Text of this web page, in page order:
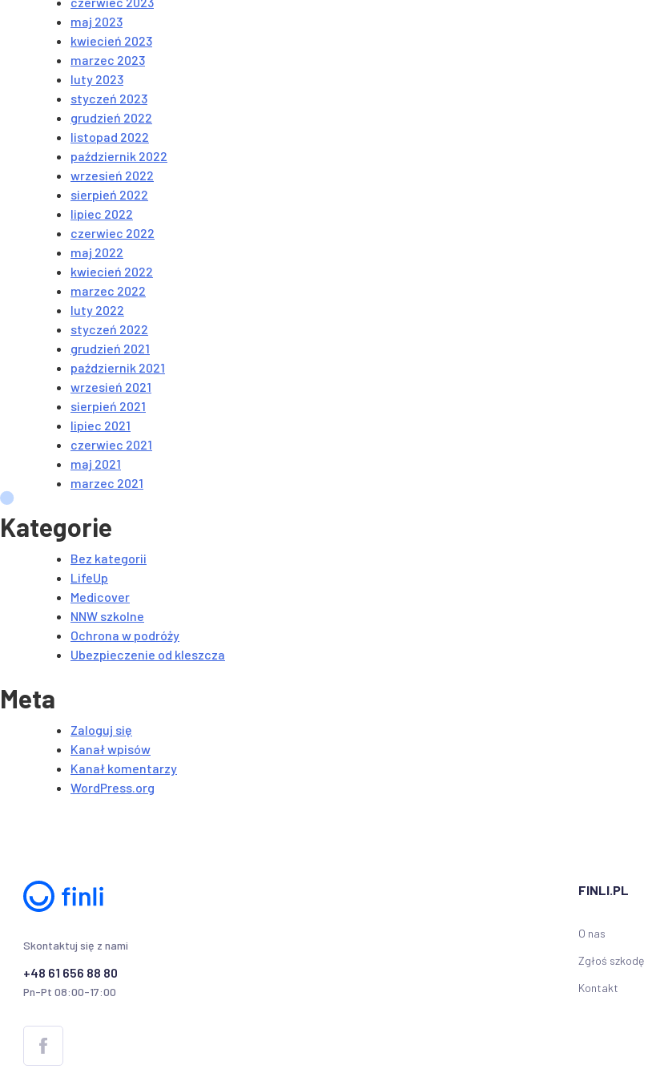
maj 2023
kwiecień 2023
marzec 2023
luty 2023
styczeń 2023
grudzień 2022
listopad 2022
październik 2022
wrzesień 2022
sierpień 2022
lipiec 2022
czerwiec 2022
maj 2022
kwiecień 2022
marzec 2022
luty 2022
styczeń 2022
grudzień 2021
październik 2021
wrzesień 2021
sierpień 2021
lipiec 2021
czerwiec 2021
maj 2021
marzec 2021
Kategorie
Bez kategorii
LifeUp
Medicover
NNW szkolne
Ochrona w podróży
Ubezpieczenie od kleszcza
Meta
Zaloguj się
Kanał wpisów
Kanał komentarzy
WordPress.org
Skontaktuj się z nami
+48 61 656 88 80
Pn-Pt 08:00-17:00
FINLI.PL
O nas
Zgłoś szkodę
Kontakt